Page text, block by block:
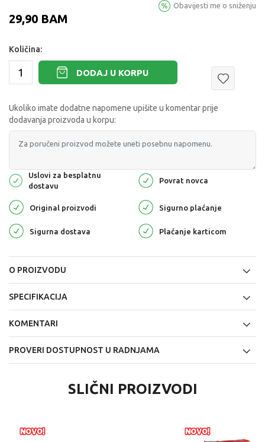
29,90 BAM
Obavijesti me o sniženju
Količina:
DODAJ U KORPU
Ukoliko imate dodatne napomene upišite u komentar prije
dodavanja proizvoda u korpu:
Uslovi za besplatnu
dostavu
Povrat novca
Original proizvodi Sigurno plaćanje
Sigurna dostava Plaćanje karticom
O PROIZVODU
SPECIFIKACIJA
KOMENTARI
PROVERI DOSTUPNOST U RADNJAMA
SLIČNI PROIZVODI